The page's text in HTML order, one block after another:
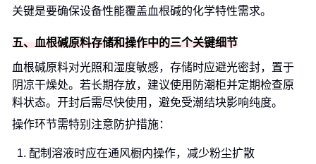
关键是要确保设备性能覆盖血根碱的化学特性需求。
五、血根碱原料存储和操作中的三个关键细节
血根碱原料对光照和湿度敏感，存储时应避光密封，置于
阴凉干燥处。若长期存放，建议使用防潮柜并定期检查原
料状态。开封后需尽快使用，避免受潮结块影响纯度。
操作环节需特别注意防护措施：
配制溶液时应在通风橱内操作，减少粉尘扩散